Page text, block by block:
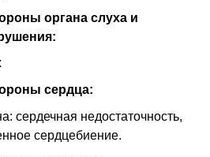
органа слуха и
сердца:
сердечная недостаточность,
сердцебиение.